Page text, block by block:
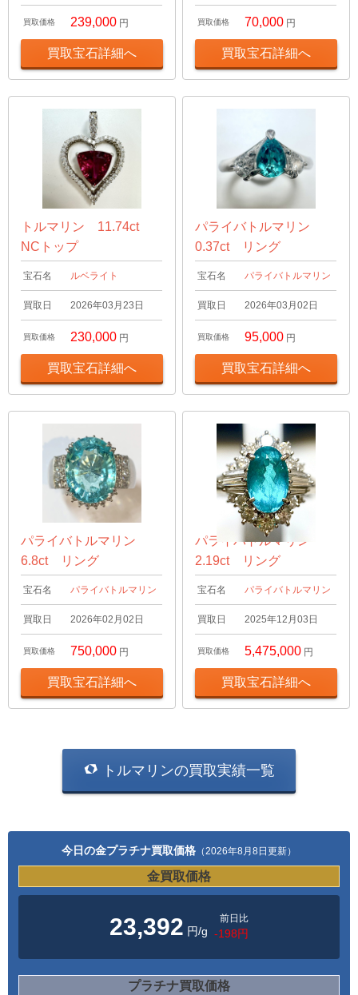
買取価格 239,000 円
買取宝石詳細へ
買取価格 70,000 円
買取宝石詳細へ
トルマリン 11.74ct
NCトップ
宝石名 ルベライト
買取日 2026年03月23日
買取価格 230,000 円
買取宝石詳細へ
パライバトルマリン
0.37ct リング
宝石名 パライバトルマリン
買取日 2026年03月02日
買取価格 95,000 円
買取宝石詳細へ
パライバトルマリン
6.8ct リング
宝石名 パライバトルマリン
買取日 2026年02月02日
買取価格 750,000 円
買取宝石詳細へ
パライバトルマリン
2.19ct リング
宝石名 パライバトルマリン
買取日 2025年12月03日
買取価格 5,475,000 円
買取宝石詳細へ
トルマリンの買取実績一覧
今日の金プラチナ買取価格 （2026年8月8日更新）
金買取価格
23,392 円/g
前日比
-198円
プラチナ買取価格